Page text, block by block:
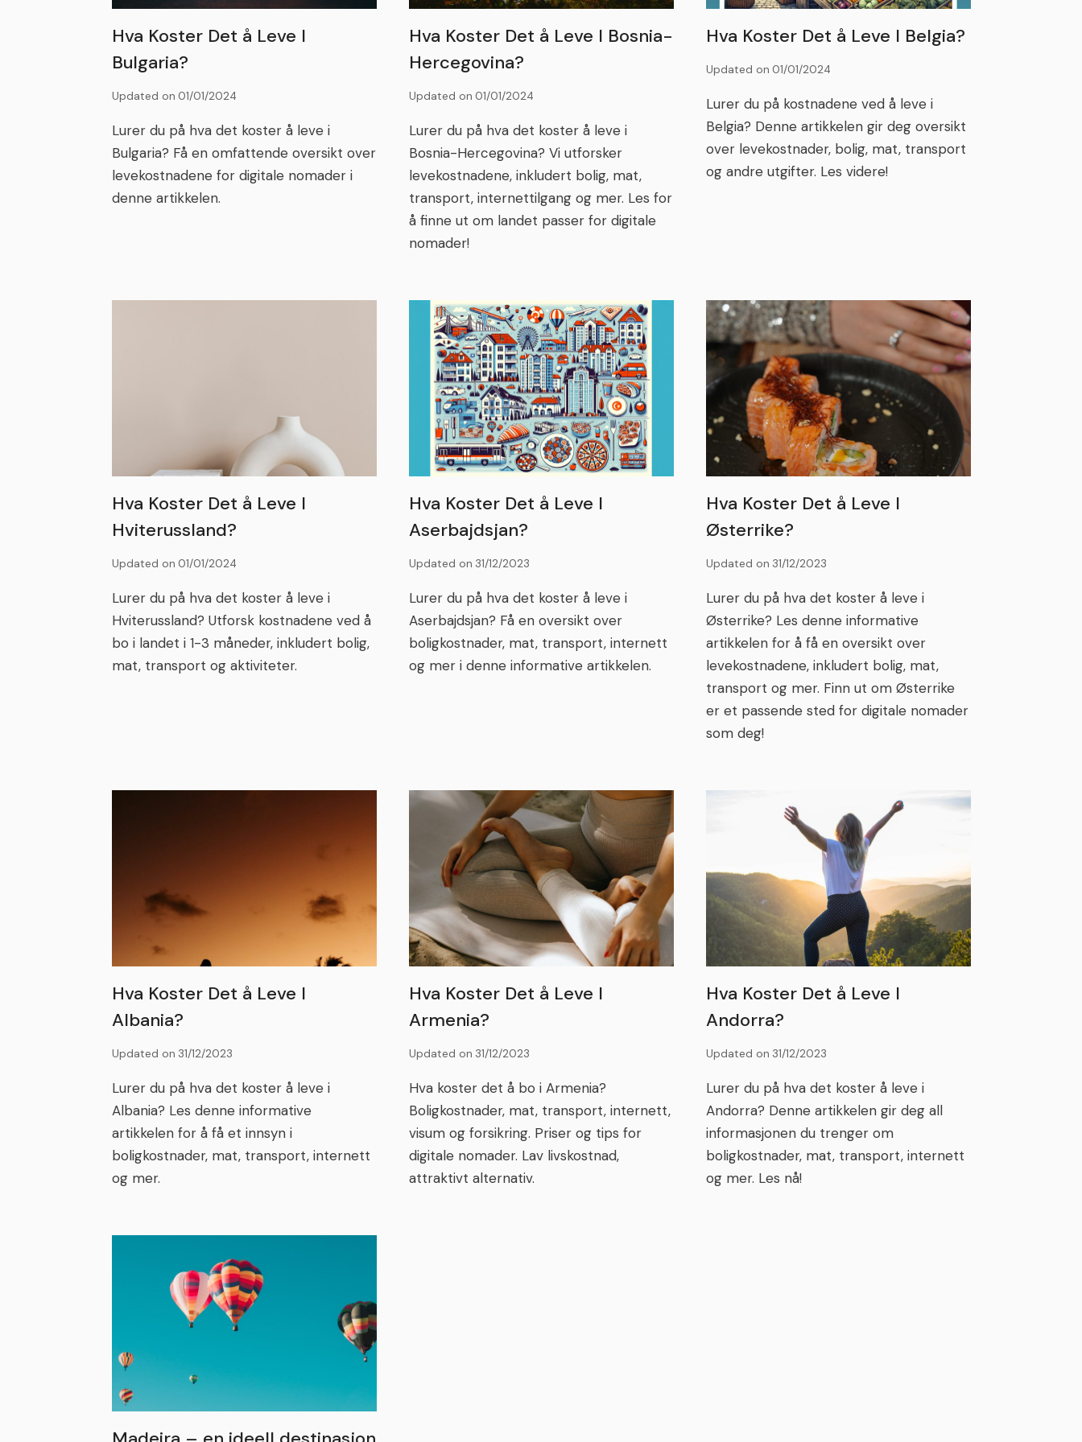
Hva Koster Det å Leve I
Bulgaria?
Updated on 01/01/2024
Lurer du på hva det koster å leve i
Bulgaria? Få en omfattende oversikt over
levekostnadene for digitale nomader i
denne artikkelen.
Hva Koster Det å Leve I Bosnia-
Hercegovina?
Updated on 01/01/2024
Lurer du på hva det koster å leve i
Bosnia-Hercegovina? Vi utforsker
levekostnadene, inkludert bolig, mat,
transport, internettilgang og mer. Les for
å finne ut om landet passer for digitale
nomader!
Hva Koster Det å Leve I Belgia?
Updated on 01/01/2024
Lurer du på kostnadene ved å leve i
Belgia? Denne artikkelen gir deg oversikt
over levekostnader, bolig, mat, transport
og andre utgifter. Les videre!
Hva Koster Det å Leve I
Hviterussland?
Updated on 01/01/2024
Lurer du på hva det koster å leve i
Hviterussland? Utforsk kostnadene ved å
bo i landet i 1-3 måneder, inkludert bolig,
mat, transport og aktiviteter.
Hva Koster Det å Leve I
Aserbajdsjan?
Updated on 31/12/2023
Lurer du på hva det koster å leve i
Aserbajdsjan? Få en oversikt over
boligkostnader, mat, transport, internett
og mer i denne informative artikkelen.
Hva Koster Det å Leve I
Østerrike?
Updated on 31/12/2023
Lurer du på hva det koster å leve i
Østerrike? Les denne informative
artikkelen for å få en oversikt over
levekostnadene, inkludert bolig, mat,
transport og mer. Finn ut om Østerrike
er et passende sted for digitale nomader
som deg!
Hva Koster Det å Leve I
Albania?
Updated on 31/12/2023
Lurer du på hva det koster å leve i
Albania? Les denne informative
artikkelen for å få et innsyn i
boligkostnader, mat, transport, internett
og mer.
Hva Koster Det å Leve I
Armenia?
Updated on 31/12/2023
Hva koster det å bo i Armenia?
Boligkostnader, mat, transport, internett,
visum og forsikring. Priser og tips for
digitale nomader. Lav livskostnad,
attraktivt alternativ.
Hva Koster Det å Leve I
Andorra?
Updated on 31/12/2023
Lurer du på hva det koster å leve i
Andorra? Denne artikkelen gir deg all
informasjonen du trenger om
boligkostnader, mat, transport, internett
og mer. Les nå!